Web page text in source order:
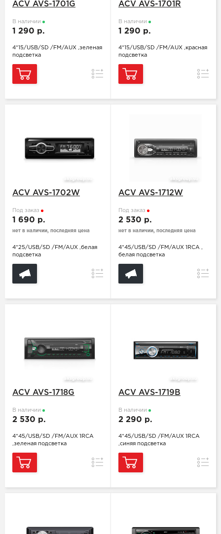
ACV AVS-1701G
В наличии
1 290 р.
4*15/USB/SD /FM/AUX ,зеленая
подсветка
Сравнение
ACV AVS-1701R
В наличии
1 290 р.
4*15/USB/SD /FM/AUX ,красная
подсветка
ACV AVS-1702W
Под заказ
1 690 р.
нет в наличии, последняя цена
4*25/USB/SD /FM/AUX ,белая
подсветка
Сравнение
ACV AVS-1712W
Под заказ
2 530 р.
нет в наличии, последняя цена
4*45/USB/SD /FM/AUX 1RCA ,
белая подсветка
ACV AVS-1718G
В наличии
2 530 р.
4*45/USB/SD /FM/AUX 1RCA
,зеленая подсветка
Сравнение
ACV AVS-1719B
В наличии
2 290 р.
4*45/USB/SD /FM/AUX 1RCA
,синяя подсветка